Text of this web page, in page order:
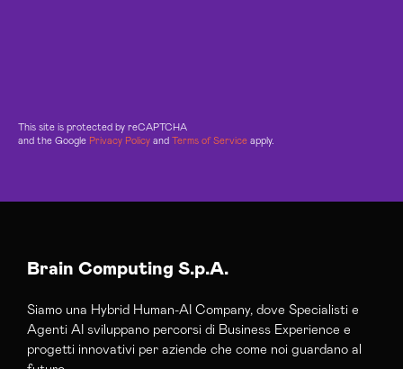
This site is protected by reCAPTCHA
and the Google Privacy Policy and Terms of Service apply.
Brain Computing S.p.A.
Siamo una Hybrid Human-AI Company, dove Specialisti e
Agenti AI sviluppano percorsi di Business Experience e
progetti innovativi per aziende che come noi guardano al